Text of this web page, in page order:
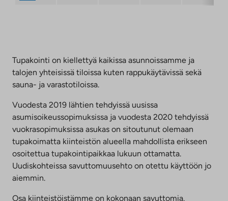
Tupakointi on kiellettyä kaikissa asunnoissamme ja
talojen yhteisissä tiloissa kuten rappukäytävissä sekä
sauna- ja varastotiloissa.
Vuodesta 2019 lähtien tehdyissä uusissa
asumisoikeussopimuksissa ja vuodesta 2020 tehdyissä
vuokrasopimuksissa asukas on sitoutunut olemaan
tupakoimatta kiinteistön alueella mahdollista erikseen
osoitettua tupakointipaikkaa lukuun ottamatta.
Uudiskohteissa savuttomuusehto on otettu käyttöön jo
aiemmin.
Osa kiinteistöistämme on kokonaan savuttomia.